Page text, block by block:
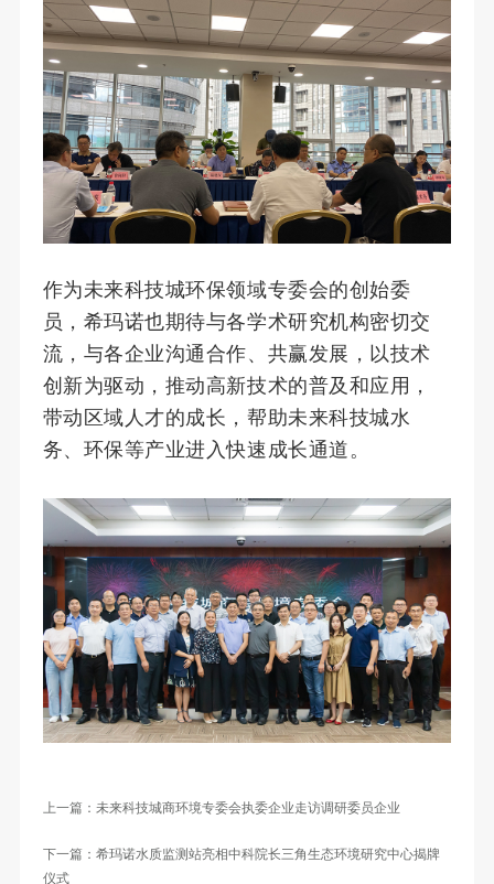
作为未来科技城环保领域专委会的创始委
员，希玛诺也期待与各学术研究机构密切交
流，与各企业沟通合作、共赢发展，以技术
创新为驱动，推动高新技术的普及和应用，
带动区域人才的成长，帮助未来科技城水
务、环保等产业进入快速成长通道。
上一篇：未来科技城商环境专委会执委企业走访调研委员企业
下一篇：希玛诺水质监测站亮相中科院长三角生态环境研究中心揭牌
仪式